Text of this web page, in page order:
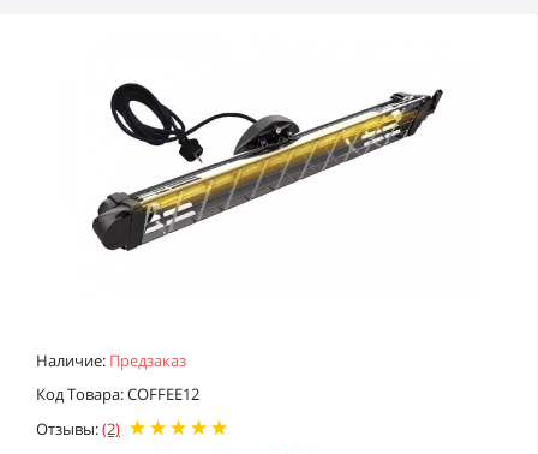
Наличие: Предзаказ
Код Товара: COFFEE12
Отзывы:(2)